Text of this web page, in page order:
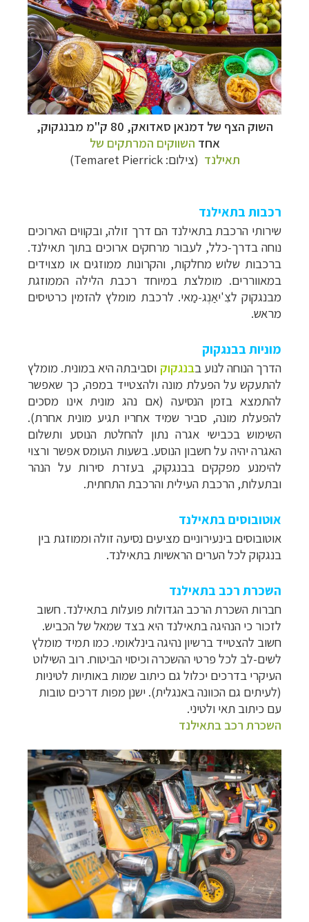
השוק הצף של דמנאן סאדואק, 80 ק"מ מבנגקוק,
אחד השווקים המרתקים של
תאילנד (צילום:Temaret Pierrick
)
רכבות בתאילנד
שירותי הרכבת בתאילנד הם דרך זולה, ובקווים הארוכים
נוחה בדרך-כלל, לעבור מרחקים ארוכים בתוך תאילנד.
ברכבות שלוש מחלקות, והקרונות ממוזגים או מצוידים
במאווררים. מומלצת במיוחד רכבת הלילה הממוזגת
מבנגקוק לצִ'יאַנְג-מַאי. לרכבת מומלץ להזמין כרטיסים
מראש.
מוניות בבנגקוק
הדרך הנוחה לנוע בבנגקוק וסביבתה היא במונית. מומלץ
להתעקש על הפעלת מונה ולהצטייד במפה, כך שאפשר
להתמצא בזמן הנסיעה (אם נהג מונית אינו מסכים
להפעלת מונה, סביר שמיד אחריו תגיע מונית אחרת).
השימוש בכבישי אגרה נתון להחלטת הנוסע ותשלום
האגרה יהיה על חשבון הנוסע. בשעות העומס אפשר ורצוי
להימנע מפקקים בבנגקוק, בעזרת סירות על הנהר
ובתעלות, הרכבת העילית והרכבת התחתית.
אוטובוסים בתאילנד
אוטובוסים בינעירוניים מציעים נסיעה זולה וממוזגת בין
בנגקוק לכל הערים הראשיות בתאילנד.
השכרת רכב בתאילנד
חברות השכרת הרכב הגדולות פועלות בתאילנד. חשוב
לזכור כי הנהיגה בתאילנד היא בצד שמאל של הכביש.
חשוב להצטייד ברשיון נהיגה בינלאומי. כמו תמיד מומלץ
לשים-לב לכל פרטי ההשכרה וכיסוי הביטוח. רוב השילוט
העיקרי בדרכים יכלול גם כיתוב שמות באותיות לטיניות
(לעיתים גם הכוונה באנגלית). ישנן מפות דרכים טובות
עם כיתוב תאי ולטיני.
השכרת רכב בתאילנד
תכנוןטיולים למזרח הרחוקלחצו לרשימת יעדים »
תכנון טיולים לפולינזיה הצרפתית לחצו לפרטים »
תכנוןטיולים לאוסטרליה וניו זילנדלחצו לרשימת
ההצעות »